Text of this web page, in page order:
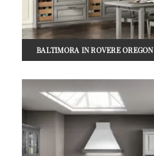
BALTIMORA IN ROVERE OREGON